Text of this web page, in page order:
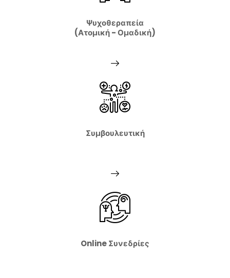
Ψυχοθεραπεία
(Ατομική - Ομαδική)
Συμβουλευτική
Online Συνεδρίες